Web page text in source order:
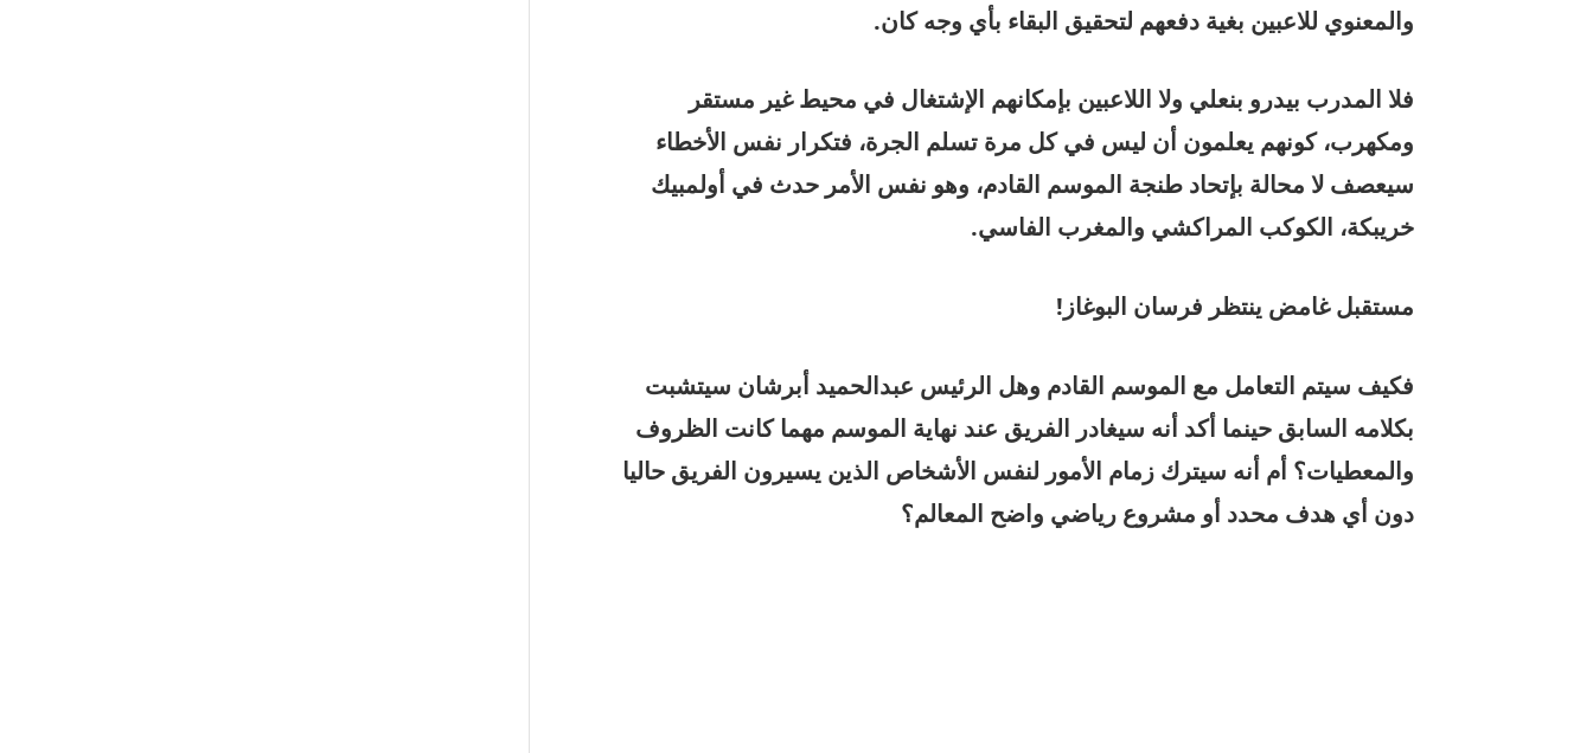
والمعنوي للاعبين بغية دفعهم لتحقيق البقاء بأي وجه كان.
فلا المدرب بيدرو بنعلي ولا اللاعبين بإمكانهم الإشتغال في محيط غير مستقر
ومكهرب، كونهم يعلمون أن ليس في كل مرة تسلم الجرة، فتكرار نفس الأخطاء
سيعصف لا محالة بإتحاد طنجة الموسم القادم، وهو نفس الأمر حدث في أولمبيك
خريبكة، الكوكب المراكشي والمغرب الفاسي.
مستقبل غامض ينتظر فرسان البوغاز!
فكيف سيتم التعامل مع الموسم القادم وهل الرئيس عبدالحميد أبرشان سيتشبت
بكلامه السابق حينما أكد أنه سيغادر الفريق عند نهاية الموسم مهما كانت الظروف
والمعطيات؟ أم أنه سيترك زمام الأمور لنفس الأشخاص الذين يسيرون الفريق حاليا
دون أي هدف محدد أو مشروع رياضي واضح المعالم؟